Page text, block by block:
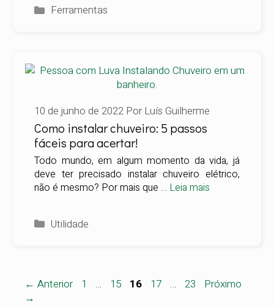
Categorias
Ferramentas
Como instalar chuveiro: 5 passos
fáceis para acertar!
10 de junho de 2022 Por Luís Guilherme
Todo mundo, em algum momento da vida, já
deve ter precisado instalar chuveiro elétrico,
não é mesmo? Por mais que … Leia mais
Categorias
Utilidade
← Anterior Page
1 … Page
15 Page
16 Page
17 … Page
23
Próximo
→